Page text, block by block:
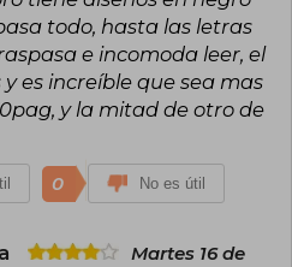
todo, hasta las letras
e incomoda leer, el
es increíble que sea mas
y la mitad de otro de
0 No es útil
Martes 16 de